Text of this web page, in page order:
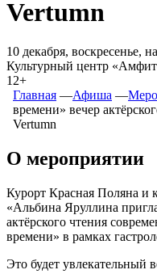
Vertumn
10 декабря, воскресенье,
Культурный центр
12+
Главная ―Афиша ―
времени» вечер
Vertumn
О мероприятии
Курорт Красная Поляна и
«Альбина Яруллина
актёрского чтения
времени» в рамках
Это будет увлекательный